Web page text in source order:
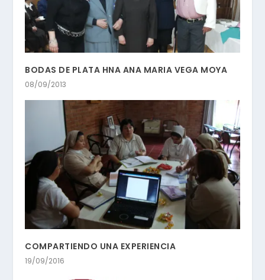
BODAS DE PLATA HNA ANA MARIA VEGA MOYA
08/09/2013
COMPARTIENDO UNA EXPERIENCIA
19/09/2016